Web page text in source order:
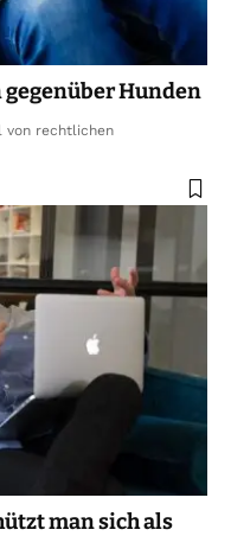
Hunden
von rechtlichen
man sich als